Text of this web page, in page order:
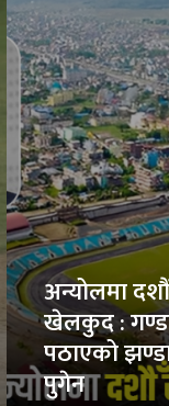
अन्योलमा दशौँ
खेलकुद :
पठाएको
पुगेन